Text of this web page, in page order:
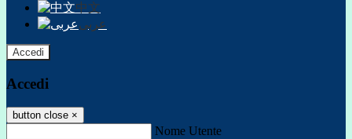
中文
عربى
Accedi
Accedi
button close ×
Nome Utente